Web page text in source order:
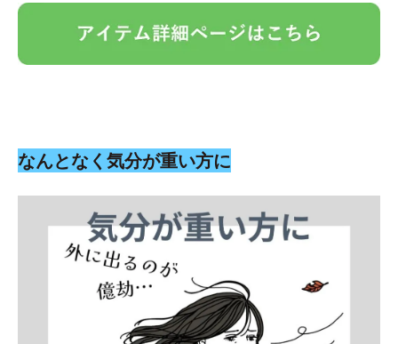
なんとなく気分が重い方に